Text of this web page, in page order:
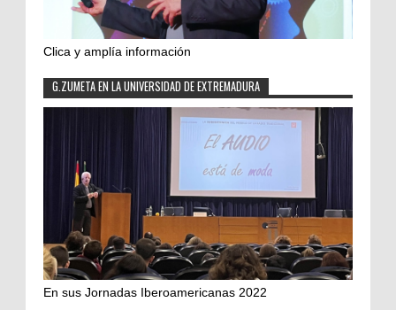
Clica y amplía información
G.ZUMETA EN LA UNIVERSIDAD DE EXTREMADURA
En sus Jornadas Iberoamericanas 2022